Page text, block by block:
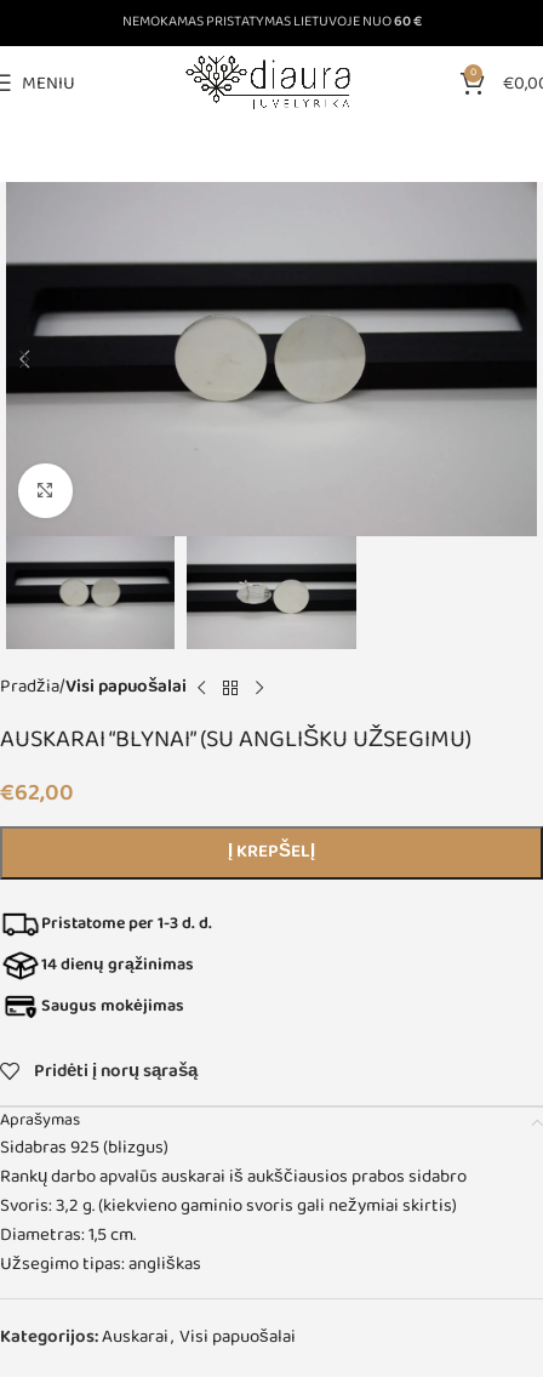
NEMOKAMAS PRISTATYMAS LIETUVOJE NUO60 €
MENIU 0 €
Padinti nuotrauką
Pradžia Visi papuošalai
AUSKARAI “BLYNAI” (SU ANGLIŠKU UŽSEGIMU)
€62,00
Į KREPŠELĮ
Pristatome per 1-3 d. d.
14 dienų grąžinimas
Saugus mokėjimas
Pridėti į norų sąrašą
Aprašymas
Sidabras 925 (blizgus)
Rankų darbo apvalūs auskarai iš aukščiausios prabos sidabro
Svoris: 3,2 g. (kiekvieno gaminio svoris gali nežymiai skirtis)
Diametras: 1,5 cm.
Užsegimo tipas: angliškas
Kategorijos:Auskarai, Visi papuošalai